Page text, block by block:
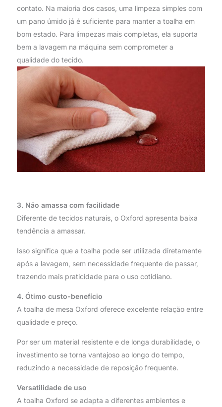
contato. Na maioria dos casos, uma limpeza simples com
um pano úmido já é suficiente para manter a toalha em
bom estado. Para limpezas mais completas, ela suporta
bem a lavagem na máquina sem comprometer a
qualidade do tecido.
3. Não amassa com facilidade
Diferente de tecidos naturais, o Oxford apresenta baixa
tendência a amassar.
Isso significa que a toalha pode ser utilizada diretamente
após a lavagem, sem necessidade frequente de passar,
trazendo mais praticidade para o uso cotidiano.
4. Ótimo custo-benefício
A toalha de mesa Oxford oferece excelente relação entre
qualidade e preço.
Por ser um material resistente e de longa durabilidade, o
investimento se torna vantajoso ao longo do tempo,
reduzindo a necessidade de reposição frequente.
Versatilidade de uso
A toalha Oxford se adapta a diferentes ambientes e